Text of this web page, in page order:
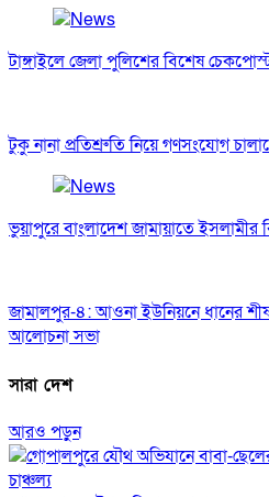
টাঙ্গাইলে জেলা পুলিশের বিশেষ
টুকু নানা প্রতিশ্রুতি নিয়ে গণসংযোগ
ভুয়াপুরে বাংলাদেশ জামায়াতে ইসলামীর
জামালপুর-৪: আওনা ইউনিয়নে ধানের শীষ
আলোচনা সভা
সারা দেশ
আরও পড়ুন